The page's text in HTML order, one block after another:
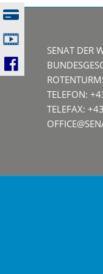
SENAT DER
TELEFON:
TELEFAX: